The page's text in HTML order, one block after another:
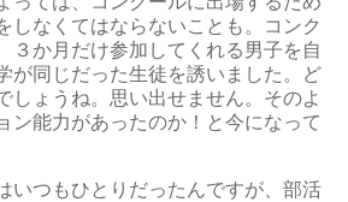
しなくてはならないことも。コンク
３か月だけ参加してくれる男子を自
が同じだった生徒を誘いました。ど
しょうね。思い出せません。そのよ
ン能力があったのか！と今になって
いつもひとりだったんですが、部活